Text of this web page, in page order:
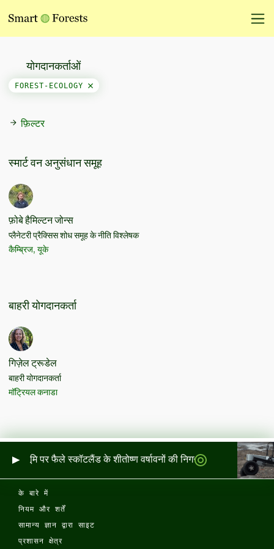
फ़िल्टर
योगदानकर्ताओं
FOREST-ECOLOGY
स्मार्ट वन अनुसंधान समूह
फ़ोबे हैमिल्टन जोन्स
प्लैनेटरी प्रैक्सिस शोध समूह के नीति विश्लेषक
कैम्ब्रिज, यूके
बाहरी योगदानकर्ता
गिज़ेल ट्रूडेल
बाहरी योगदानकर्ता
मॉट्रियल कनाडा
और भूमि पर फैले स्कॉटलैंड के शीतोष्ण वर्षावनों की निगरानी
के बारे में
नियम और शर्तें
सामान्य ज्ञान द्वारा साइट
प्रशासन क्षेत्र